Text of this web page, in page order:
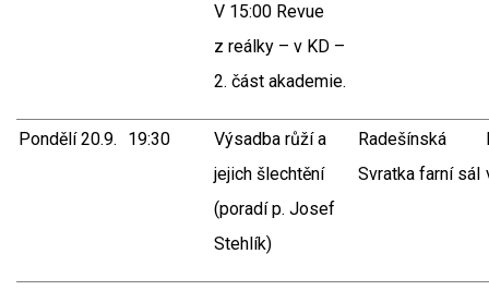
V 15:00 Revue
z reálky – v KD –
2. část akademie.
Pondělí 20.9. 19:30
Výsadba růží a
jejich šlechtění
(poradí p. Josef
Stehlík)
Radešínská
Svratka farní sál